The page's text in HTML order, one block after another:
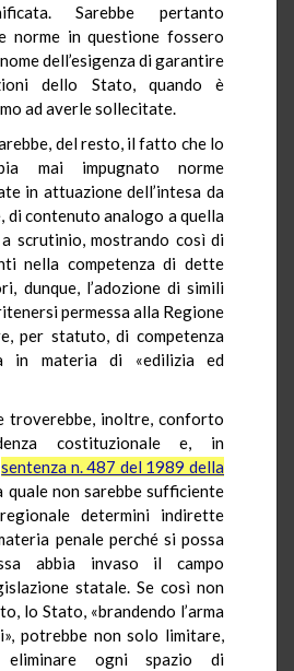
Sarebbe pertanto
norme in questione fossero
dell’esigenza di garantire
dello Stato, quando è
ad averle sollecitate.
del resto, il fatto che lo
mai impugnato norme
in attuazione dell’intesa da
di contenuto analogo a quella
scrutinio, mostrando così di
nella competenza di dette
dunque, l’adozione di simili
permessa alla Regione
per statuto, di competenza
in materia di «edilizia ed
troverebbe, inoltre, conforto
costituzionale e, in
sentenza n. 487 del 1989 della
quale non sarebbe sufficiente
determini indirette
penale perché si possa
abbia invaso il campo
statale. Se così non
lo Stato, «brandendo l’arma
», potrebbe non solo limitare,
eliminare ogni spazio di